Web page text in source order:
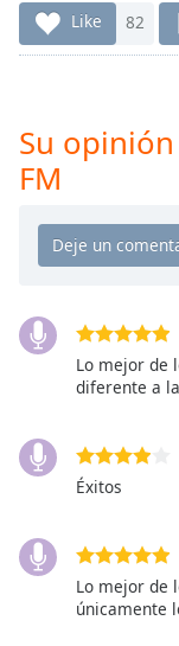
Seek to
live,
currently
Time -
Playback
Rate
Chapters
Descriptions
descriptions
off
selected
Subtitles
subtitles
settings,
Like 82
Su
FM
Lo mejor de
diferente a
Éxitos
Lo mejor de
únicamente